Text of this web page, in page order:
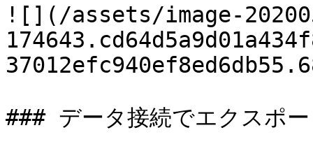
![](/assets/image-
### データ接続でエクスポ